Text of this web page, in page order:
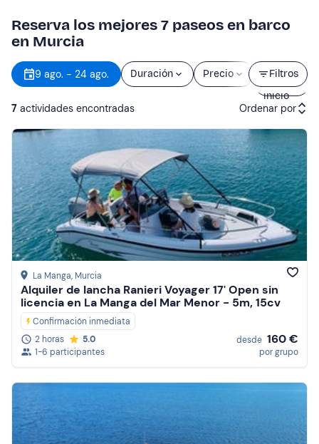
Reserva los mejores 7 paseos en barco
en Murcia
Filtros
9 ago. - 24 ago. Duración Precio
Hora
inicio
7 actividades encontradas Ordenar por
Actividades recomendadas
Precio (de menor a mayor)
Precio (de mayor a menor)
Reseñas
La Manga, Murcia
Alquiler de lancha Ranieri Voyager 17' Open sin
licencia en La Manga del Mar Menor - 5m, 15cv
Confirmación inmediata
2 horas
5.0
1-6 participantes
desde 160 €
por grupo